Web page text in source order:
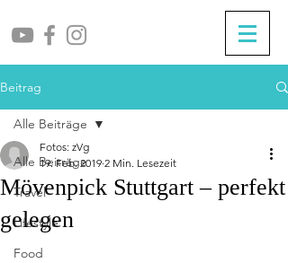
Beitrag
Alle Beiträge
Travel
Lifestyle
Food
Alle Beiträge
Mövenpick Stuttgart – perfekt
gelegen
Fotos: zVg
19. Feb. 2019 2 Min. Lesezeit